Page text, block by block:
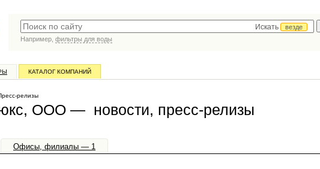
Искать
везде
Например, фильтры для воды
КАТАЛОГ КОМПАНИЙ
релизы
ООО — новости, пресс-релизы
Офисы, филиалы — 1